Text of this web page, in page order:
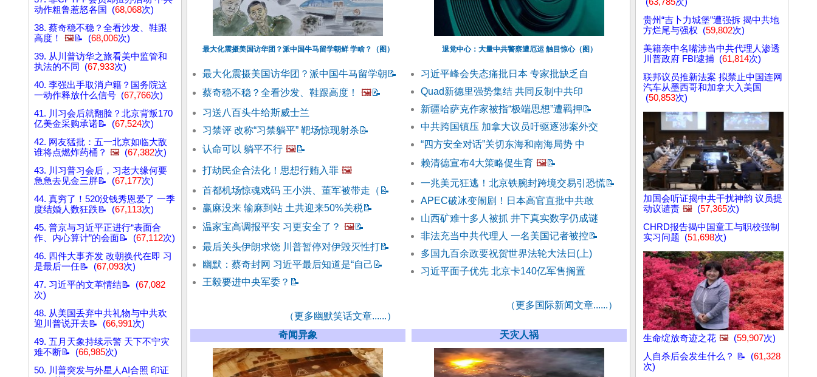
动作粗鲁惹怒各国 (68,068次)
38. 蔡奇稳不稳？全看沙发、鞋跟
高度！
🖼️📝 (68,006次)
39. 从川普访华之旅看美中监管和
执法的不同 (67,933次)
40. 李强出手取消户籍？国务院这
一动作释放什么信号 (67,766次)
41. 川习会后就翻脸？北京背叛170
亿美金采购承诺📝 (67,524次)
42. 网友猛批：五一北京如临大敌
谁将点燃炸药桶？ 🖼️ (67,382次)
43. 川习普习会后，习老大缘何要
急急去见金三胖📝 (67,177次)
44. 真穷了！520没钱秀恩爱了 一季
度结婚人数狂跌📝 (67,113次)
45. 普京与习近平正进行“表面合
作、内心算计”的会面📝 (67,112次)
46. 四件大事齐发 改朝换代在即 习
是最后一任📝 (67,093次)
47. 习近平的文革情结📝 (67,082
次)
48. 从美国丢弃中共礼物与中共欢
迎川普说开去📝 (66,991次)
49. 五月天象持续示警 天下不宁灾
难不断📝 (66,985次)
50. 川普突发与外星人AI合照 印证
最大化震摄美国访华团？派中国牛马留学朝鲜 学啥？（图）
最大化震摄美国访华团？派中国牛马留学朝 📝
蔡奇稳不稳？全看沙发、鞋跟高度！
🖼️📝
习送八百头牛给斯威士兰
习禁评 改称“习禁躺平” 靶场惊现射杀📝
认命可以 躺平不行 🖼️📝
打劫民企合法化！思想行贿入罪 🖼️
首都机场惊魂戏码 王小洪、董军被带走（ 📝
赢麻没来 输麻到站 土共迎来50%关税📝
温家宝高调报平安 习更安全了？ 🖼️📝
最后关头伊朗求饶 川普暂停对伊毁灭性打📝
幽默：蔡奇封网 习近平最后知道是“自己 📝
王毅要进中央军委？ 📝
（更多幽默笑话文章......）
退党中心：大量中共警察遭厄运 触目惊心（图）
习近平峰会失态痛批日本 专家批缺乏自
Quad新德里强势集结 共同反制中共印
新疆哈萨克作家被指“极端思想”遭羁押 📝
中共跨国镇压 加拿大议员吁驱逐涉案外交
“四方安全对话”关切东海和南海局势 中
赖清德宣布4大策略促生育 🖼️📝
一兆美元狂逃！北京铁腕封跨境交易引恐慌📝
APEC破冰变闹剧！日本高官直批中共敢
山西矿难十多人被抓 井下真实数字仍成谜
非法充当中共代理人 一名美国记者被控📝
多国九百余政要祝贺世界法轮大法日(上)
习近平面子优先 北京卡140亿军售搁置
（更多国际新闻文章......）
奇闻异象 天灾人祸
(63,785次)
贵州“吉卜力城堡”遭强拆 揭中共地
方烂尾与强权 (59,802次)
美籍亲中名嘴涉当中共代理人渗透
川普政府 FBI逮捕 (61,814次)
联邦议员推新法案 拟禁止中国连网
汽车从墨西哥和加拿大入美国
(50,853次)
加国会听证揭中共干扰神韵 议员提
动议谴责 🖼️ (57,365次)
CHRD报告揭中国童工与职校强制
实习问题 (51,698次)
生命绽放奇迹之花 🖼️ (59,907次)
人自杀后会发生什么？ 📝 (61,328
次)